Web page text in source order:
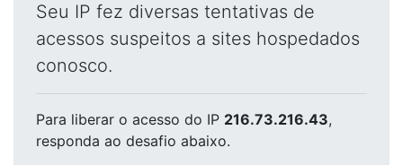
Seu IP fez diversas tentativas de
acessos suspeitos a sites hospedados
conosco.
Para liberar o acesso do IP 216.73.216.43,
responda ao desafio abaixo.